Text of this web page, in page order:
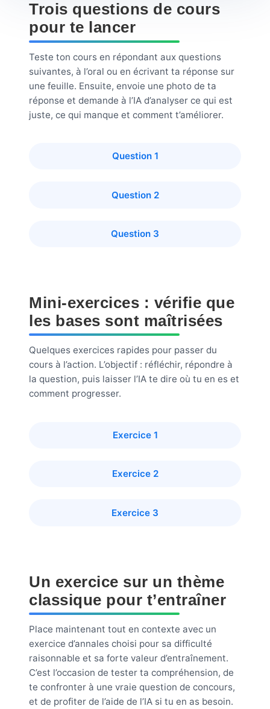
Trois questions de cours
pour te lancer
Teste ton cours en répondant aux questions
suivantes, à l’oral ou en écrivant ta réponse sur
une feuille. Ensuite, envoie une photo de ta
réponse et demande à l’IA d’analyser ce qui est
juste, ce qui manque et comment t’améliorer.
Question 1
Question 2
Question 3
Mini-exercices : vérifie que
les bases sont maîtrisées
Quelques exercices rapides pour passer du
cours à l’action. L’objectif : réfléchir, répondre à
la question, puis laisser l’IA te dire où tu en es et
comment progresser.
Exercice 1
Exercice 2
Exercice 3
Un exercice sur un thème
classique pour t’entraîner
Place maintenant tout en contexte avec un
exercice d’annales choisi pour sa difficulté
raisonnable et sa forte valeur d’entraînement.
C’est l’occasion de tester ta compréhension, de
te confronter à une vraie question de concours,
et de profiter de l’aide de l’IA si tu en as besoin.